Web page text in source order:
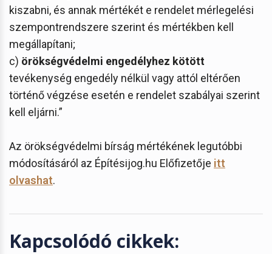
kiszabni, és annak mértékét e rendelet mérlegelési
szempontrendszere szerint és mértékben kell
megállapítani;
c) örökségvédelmi engedélyhez kötött
tevékenység engedély nélkül vagy attól eltérően
történő végzése esetén e rendelet szabályai szerint
kell eljárni.”
Az örökségvédelmi bírság mértékének legutóbbi
módosításáról az Építésijog.hu Előfizetője itt
olvashat.
Kapcsolódó cikkek: